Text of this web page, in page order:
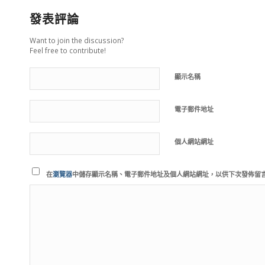
發表評論
Want to join the discussion?
Feel free to contribute!
顯示名稱
電子郵件地址
個人網站網址
在瀏覽器中儲存顯示名稱、電子郵件地址及個人網站網址，以供下次發佈留